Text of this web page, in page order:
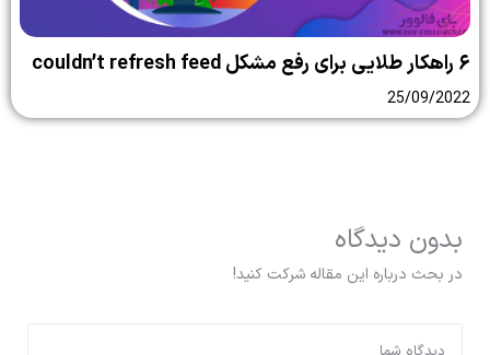
۶ راهکار طلایی برای رفع مشکل couldn’t refresh feed
25/09/2022
بدون دیدگاه
در بحث درباره این مقاله شرکت کنید!